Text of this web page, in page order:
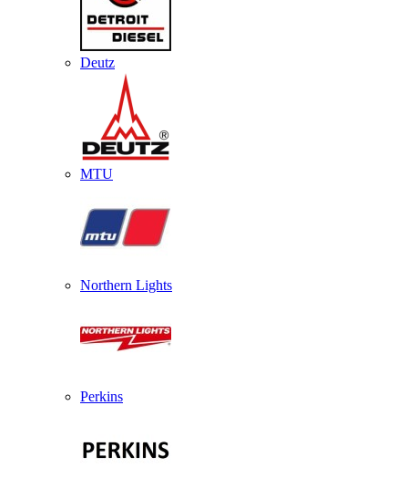
Deutz
MTU
Northern Lights
Perkins